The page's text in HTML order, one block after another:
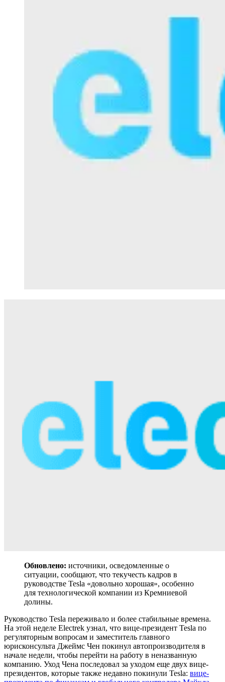
Обновлено: источники, осведомленные о
ситуации, сообщают, что текучесть кадров в
руководстве Tesla «довольно хорошая», особенно
для технологической компании из Кремниевой
долины.
Руководство Tesla переживало и более стабильные времена.
На этой неделе Electrek узнал, что вице-президент Tesla по
регуляторным вопросам и заместитель главного
юрисконсульта Джеймс Чен покинул автопроизводителя в
начале недели, чтобы перейти на работу в неназванную
компанию. Уход Чена последовал за уходом еще двух вице-
президентов, которые также недавно покинули Tesla: вице-